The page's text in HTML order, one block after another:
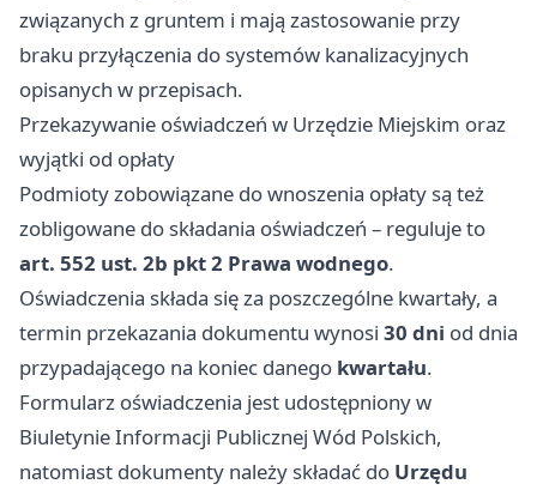
związanych z gruntem i mają zastosowanie przy
braku przyłączenia do systemów kanalizacyjnych
opisanych w przepisach.
Przekazywanie oświadczeń w Urzędzie Miejskim oraz
wyjątki od opłaty
Podmioty zobowiązane do wnoszenia opłaty są też
zobligowane do składania oświadczeń – reguluje to
art. 552 ust. 2b pkt 2 Prawa wodnego.
Oświadczenia składa się za poszczególne kwartały, a
termin przekazania dokumentu wynosi 30 dni od dnia
przypadającego na koniec danego kwartału.
Formularz oświadczenia jest udostępniony w
Biuletynie Informacji Publicznej Wód Polskich,
natomiast dokumenty należy składać do Urzędu